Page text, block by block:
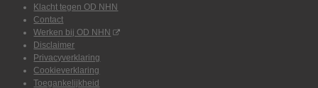
Klacht tegen OD NHN
Contact
Werken bij OD NHN
Disclaimer
Privacyverklaring
Cookieverklaring
Toegankelijkheid